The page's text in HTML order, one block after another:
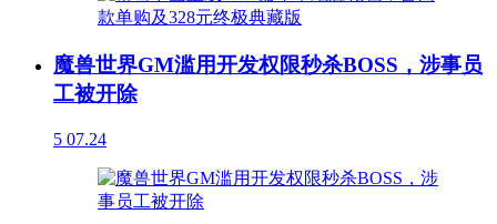
魔兽世界GM滥用开发权限秒杀BOSS，涉事员
工被开除
5 07.24